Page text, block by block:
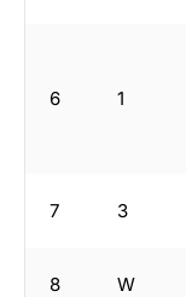
6 1
7 3
8 W